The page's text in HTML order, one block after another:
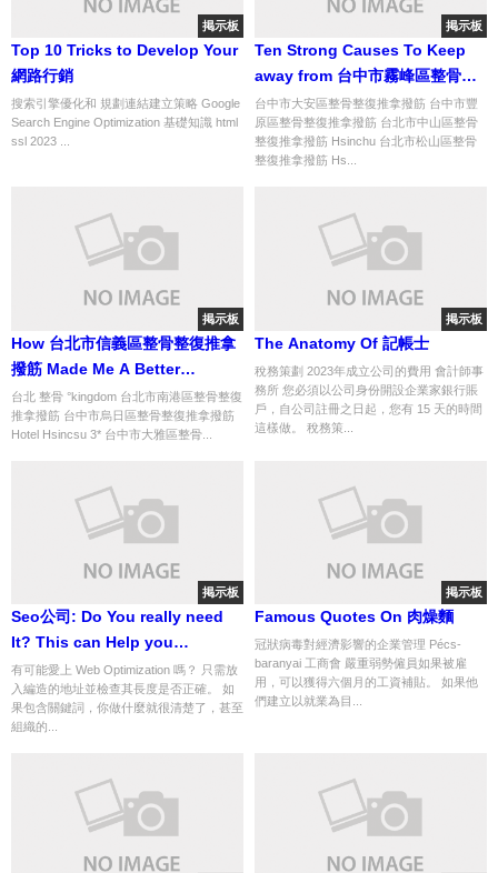
掲示板
Top 10 Tricks to Develop Your
網路行銷
搜索引擎優化和 規劃連結建立策略 Google
Search Engine Optimization 基礎知識 html
ssl 2023 ...
掲示板
Ten Strong Causes To Keep
away from 台中市霧峰區整骨整
復推拿撥筋
台中市大安區整骨整復推拿撥筋 台中市豐
原區整骨整復推拿撥筋 台北市中山區整骨
整復推拿撥筋 Hsinchu 台北市松山區整骨
整復推拿撥筋 Hs...
掲示板
How 台北市信義區整骨整復推拿
撥筋 Made Me A Better
Salesperson Than You
台北 整骨 °kingdom 台北市南港區整骨整復
推拿撥筋 台中市烏日區整骨整復推拿撥筋
Hotel Hsincsu 3* 台中市大雅區整骨...
掲示板
The Anatomy Of 記帳士
稅務策劃 2023年成立公司的費用 會計師事
務所 您必須以公司身份開設企業家銀行賬
戶，自公司註冊之日起，您有 15 天的時間
這樣做。 稅務策...
掲示板
Seo公司: Do You really need
It? This can Help you
Resolve!
有可能愛上 Web Optimization 嗎？ 只需放
入編造的地址並檢查其長度是否正確。 如
果包含關鍵詞，你做什麼就很清楚了，甚至
組織的...
掲示板
Famous Quotes On 肉燥麵
冠狀病毒對經濟影響的企業管理 Pécs-
baranyai 工商會 嚴重弱勢僱員如果被雇
用，可以獲得六個月的工資補貼。 如果他
們建立以就業為目...